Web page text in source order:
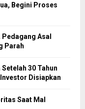
Begini Proses
Asal
Parah
30 Tahun
Disiapkan
Saat Mal